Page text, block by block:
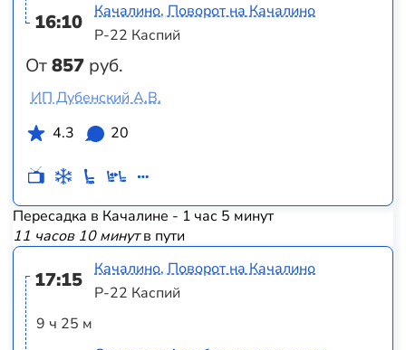
16:10
От857 руб.
Качалино, Поворот на Качалино
Р-22 Каспий
ИП Дубенский А.В.
4.3
20
Пересадка в Качалине - 1 час 5 минут
11 часов 10 минутв пути
17:15
9 ч 25 м
Качалино, Поворот на Качалино
Р-22 Каспий